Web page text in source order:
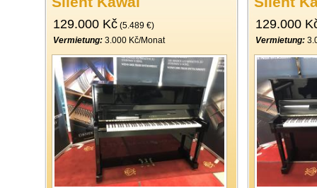
129.000 Kč (5.489 €)
Vermietung: 3.000 Kč/Monat
129.000
Vermietung: